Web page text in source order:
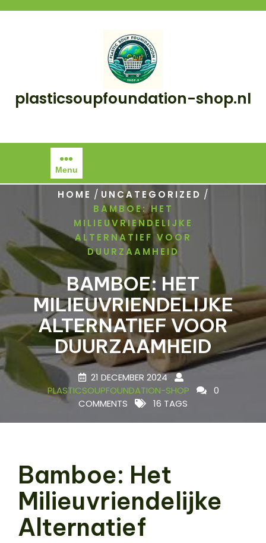
plasticsoupfoundation-shop.nl
Menu
HOME / UNCATEGORIZED /
BAMBOE: HET
MILIEUVRIENDELIJKE
ALTERNATIEF VOOR
DUURZAAMHEID
BAMBOE: HET
MILIEUVRIENDELIJKE
ALTERNATIEF VOOR
DUURZAAMHEID
21 DECEMBER 2024
PLASTICSOUPFOUNDATION-SHOP
0
COMMENTS
16 TAGS
Bamboe: Het
Milieuvriendelijke
Alternatief